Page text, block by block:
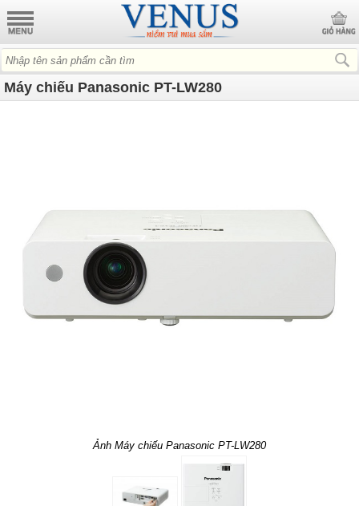
Máy chiếu Panasonic PT-LW280
Ảnh Máy chiếu Panasonic PT-LW280